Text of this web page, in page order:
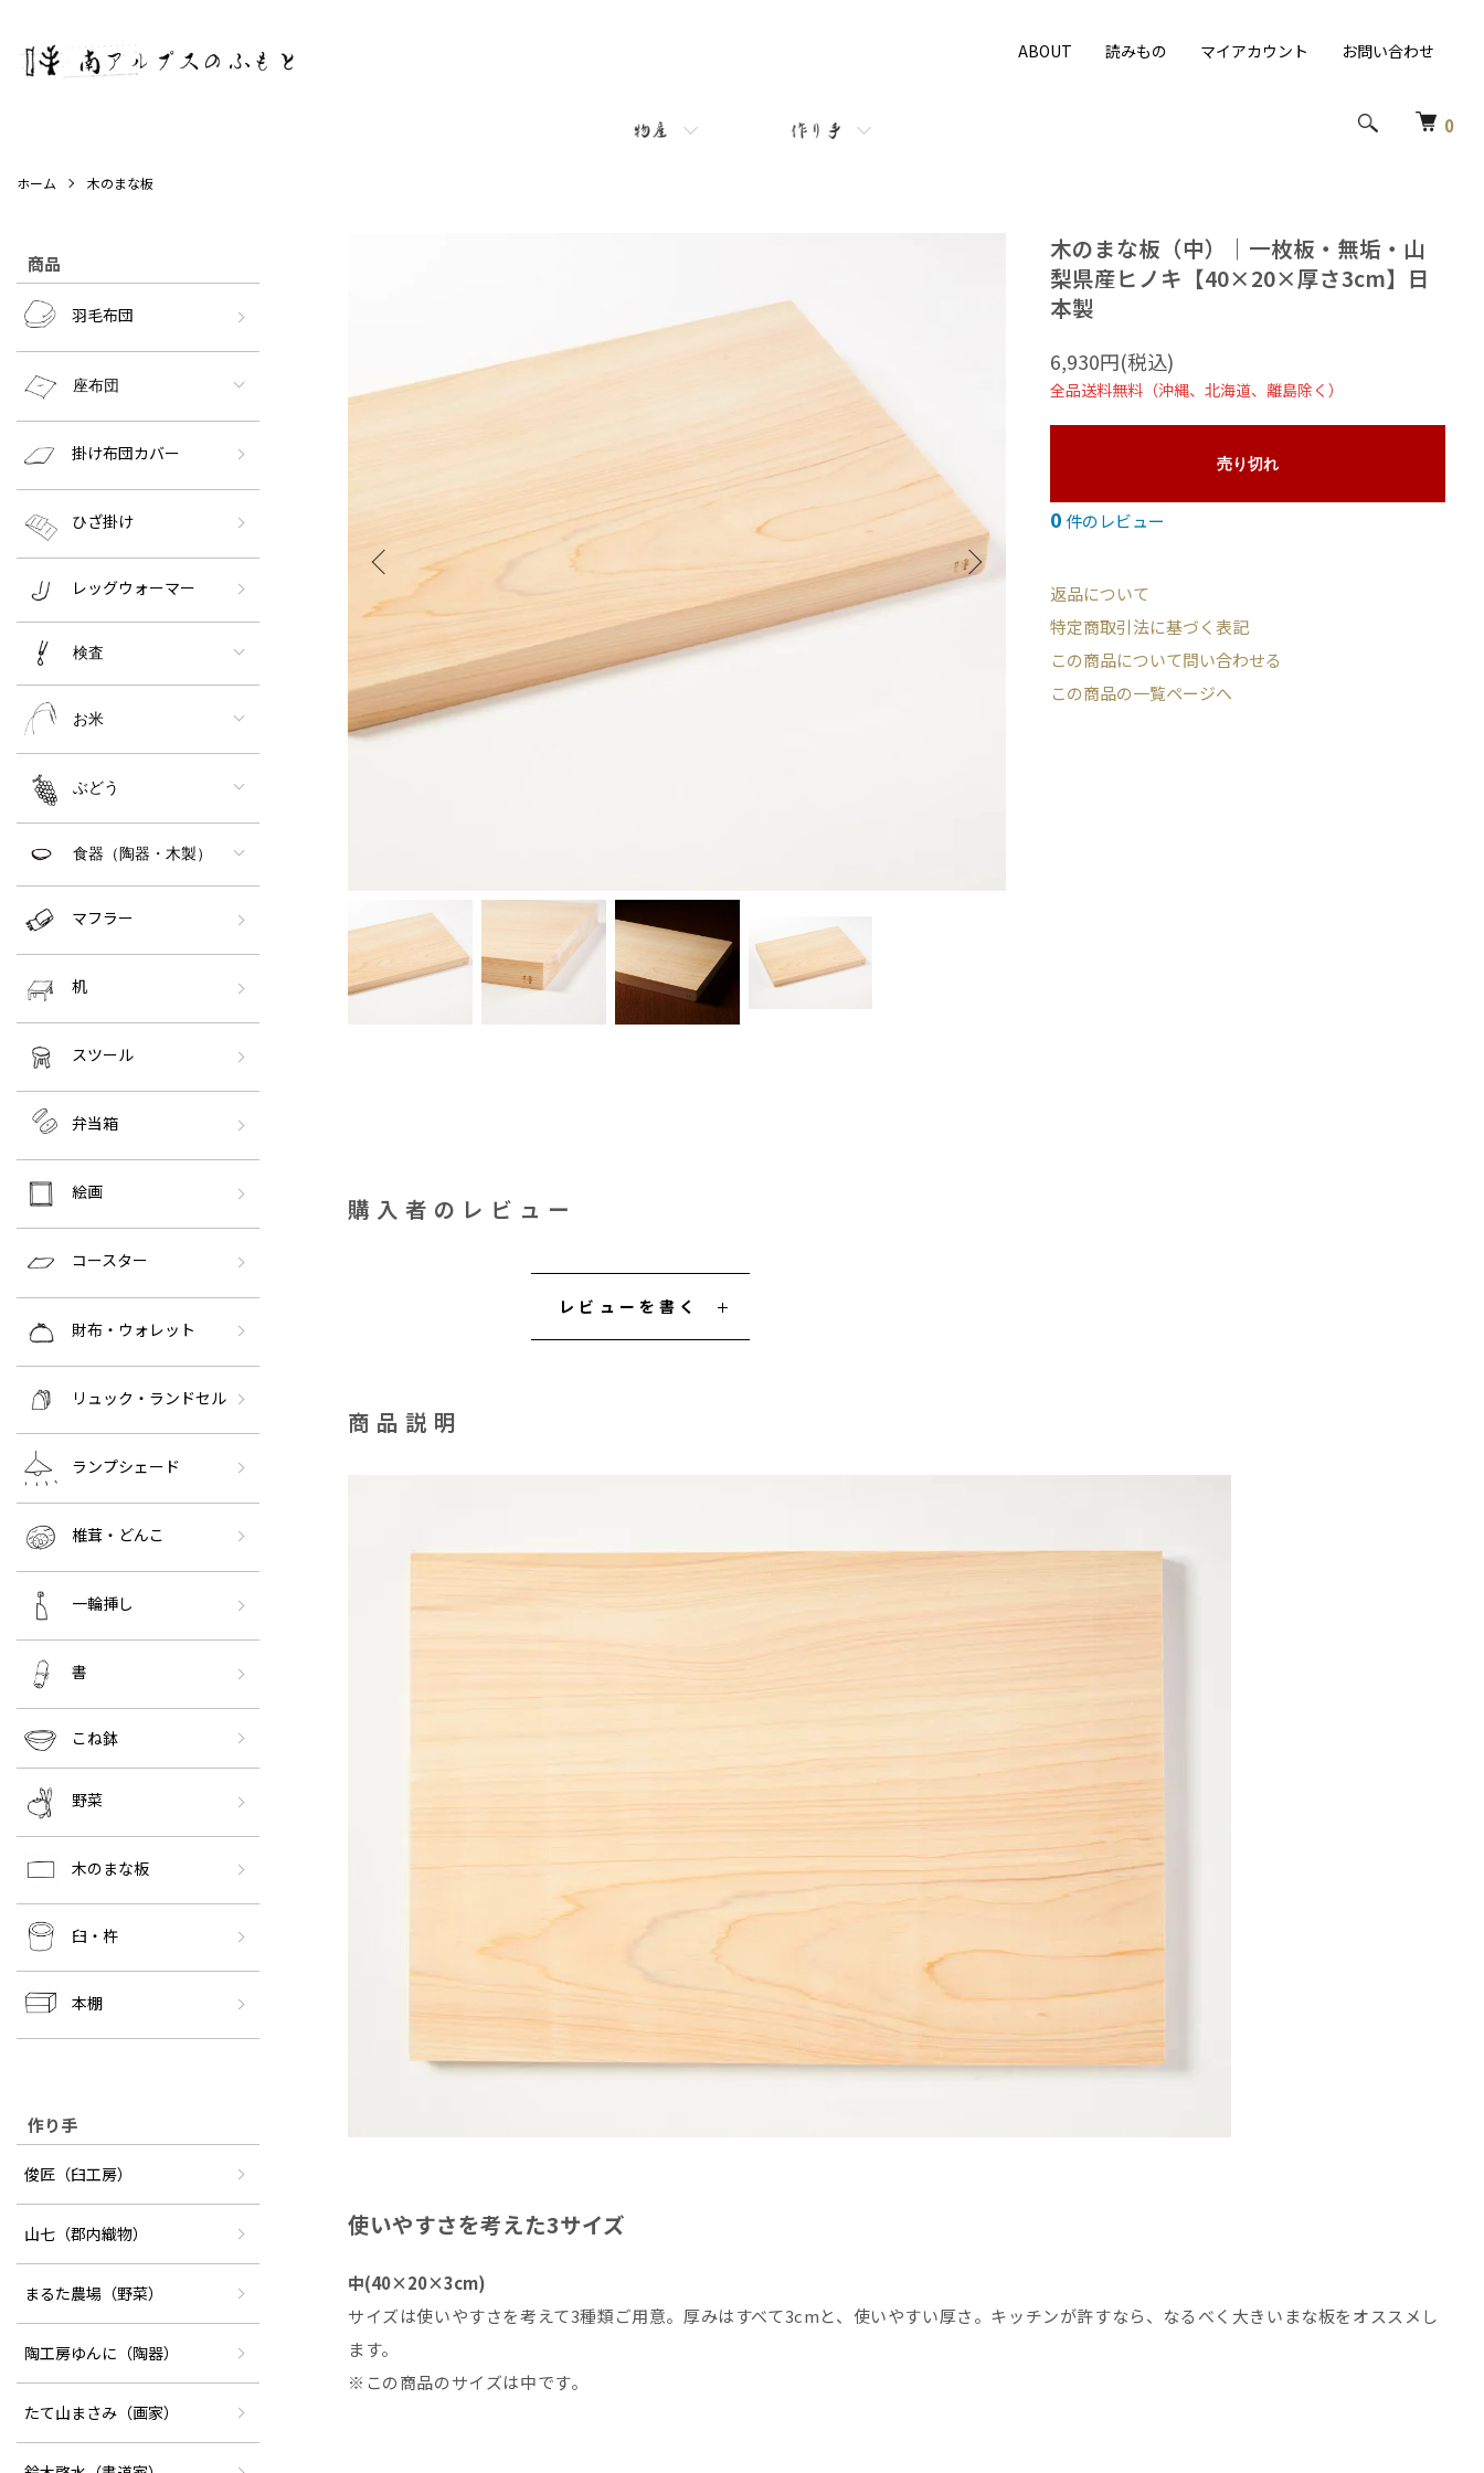
0
ABOUT 読みもの マイアカウント お問い合わせ
ホーム 木のまな板
木のまな板（中）｜一枚板・無垢・山
梨県産ヒノキ【40×20×厚さ3cm】日
本製
6,930円(税込)
全品送料無料（沖縄、北海道、離島除く）
売り切れ
0 件のレビュー
返品について
特定商取引法に基づく表記
この商品について問い合わせる
この商品の一覧ページへ
購入者のレビュー
レビューを書く
商品説明
使いやすさを考えた3サイズ
中(40×20×3cm)
サイズは使いやすさを考えて3種類ご用意。厚みはすべて3cmと、使いやすい厚さ。キッチンが許すなら、なるべく大きいまな板をオススメし
ます。
※この商品のサイズは中です。
商品
羽毛布団
座布団
掛け布団カバー
ひざ掛け
レッグウォーマー
検査
お米
ぶどう
食器（陶器・木製）
マフラー
机
スツール
弁当箱
絵画
コースター
財布・ウォレット
リュック・ランドセル
ランプシェード
椎茸・どんこ
一輪挿し
書
こね鉢
野菜
木のまな板
臼・杵
本棚
作り手
俊匠（臼工房）
山七（郡内織物）
まるた農場（野菜）
陶工房ゆんに（陶器）
たて山まさみ（画家）